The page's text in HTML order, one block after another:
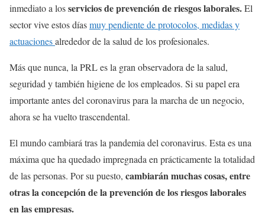
inmediato a losservicios de prevención de riesgos laborales.El
sector vive estos díasmuy pendiente de protocolos, medidas y
actuacionesalrededor de la salud de los profesionales.
Más que nunca, la PRL es la gran observadora de la salud,
seguridad y también higiene de los empleados. Si su papel era
importante antes del coronavirus para la marcha de un negocio,
ahora se ha vuelto trascendental.
El mundo cambiará tras la pandemia del coronavirus. Esta es una
máxima que ha quedado impregnada en prácticamente la totalidad
de las personas. Por su puesto, cambiarán muchas cosas, entre
otras la concepción de la prevención de los riesgos laborales
en las empresas.